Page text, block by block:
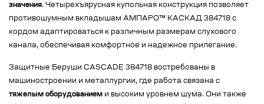
значения. Четырехъярусная купольная конструкция позволяет
противошумным вкладышам АМПАРО™ КАСКАД 384718 с
кордом адаптироваться к различным размерам слухового
канала, обеспечивая комфортное и надежное прилегание.
Защитные Беруши CASCADE 384718 востребованы в
машиностроении и металлургии, где работа связана с
тяжелым оборудованием и высоким уровнем шума. Они также